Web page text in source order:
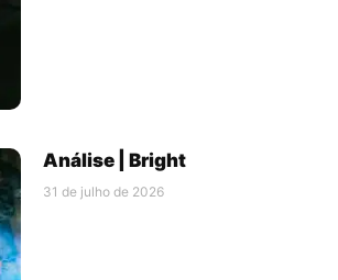
Análise | Bright
31 de julho de 2026